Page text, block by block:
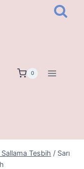
0
Tesbih / Sarı